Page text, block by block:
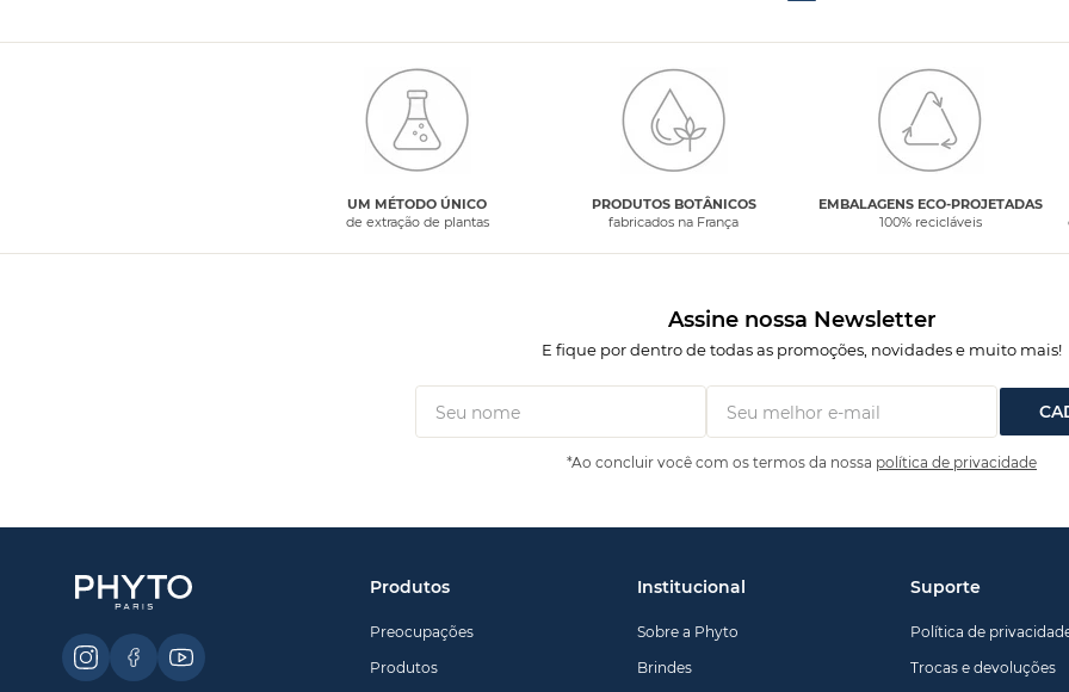
UM MÉTODO ÚNICO
de extração de plantas
PRODUTOS BOTÂNICOS
fabricados na França
EMBALAGENS ECO-PROJETADAS
100% recicláveis
Assine nossa Newsletter
E fique por dentro de todas as promoções, novidades e muito mais!
*Ao concluir você com os termos da nossa política de privacidade
Produtos
Preocupações
Produtos
Institucional
Sobre a Phyto
Brindes
Suporte
Política de
Trocas e devoluções